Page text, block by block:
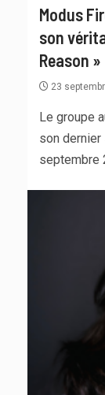
Modus
son
Reason »
23
Le groupe
son dernier
septembre